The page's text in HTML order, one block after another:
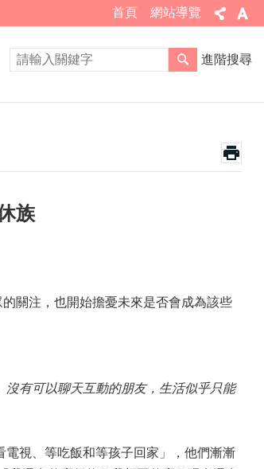
首頁 網站導覽
進階搜尋
族
關注，也開始擔憂未來是否會成為該些
有可以聊天互動的朋友，生活似乎只能
視、等吃飯和等孩子回家」，他們漸漸